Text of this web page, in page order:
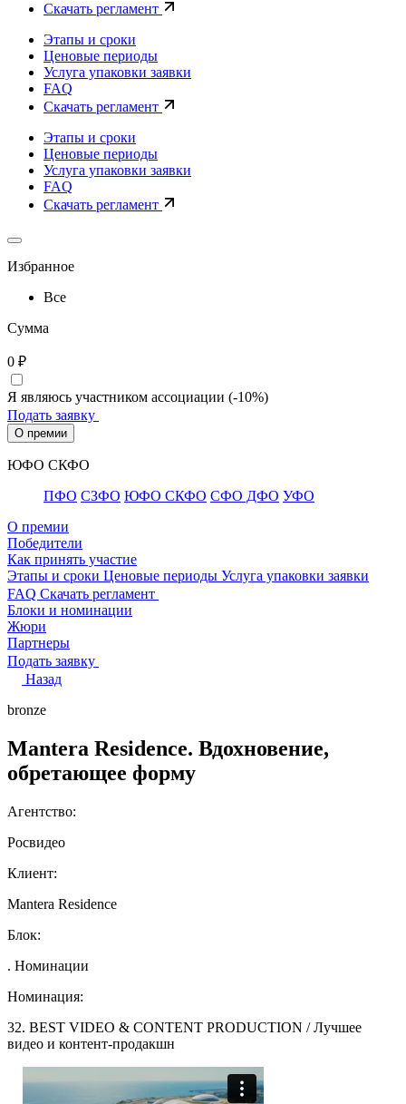
Скачать регламент
Этапы и сроки
Ценовые периоды
Услуга упаковки заявки
FAQ
Скачать регламент
Этапы и сроки
Ценовые периоды
Услуга упаковки заявки
FAQ
Скачать регламент
Избранное
Все
Сумма
0 ₽
Я являюсь участником ассоциации (-10%)
Подать заявку
О премии
ЮФО СКФО
ПФО СЗФО ЮФО СКФО CФО ДФО УФО
О премии
Победители
Как принять участие
Этапы и сроки Ценовые периоды Услуга упаковки заявки
FAQ Скачать регламент
Блоки и номинации
Жюри
Партнеры
Подать заявку
Назад
bronze
Mantera Residence. Вдохновение,
обретающее форму
Агентство:
Росвидео
Клиент:
Mantera Residence
Блок:
. Номинации
Номинация:
32. BEST VIDEO & CONTENT PRODUCTION / Лучшее
видео и контент-продакшн